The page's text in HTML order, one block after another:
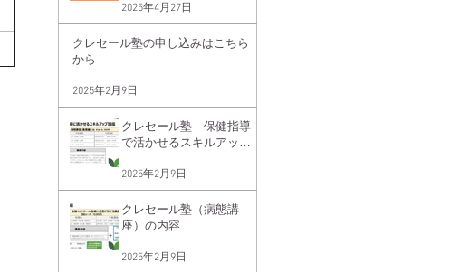
2025年4月27日
クレセール塾の申し込みはこちら
から
2025年2月9日
クレセール塾 保健指導
で活かせるスキルアップ
2025年2月9日
クレセール塾（病態講
座）の内容
2025年2月9日